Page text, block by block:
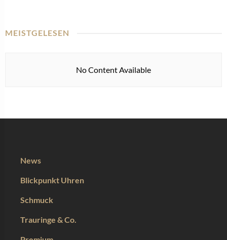
MEISTGELESEN
No Content Available
News
Blickpunkt Uhren
Schmuck
Trauringe & Co.